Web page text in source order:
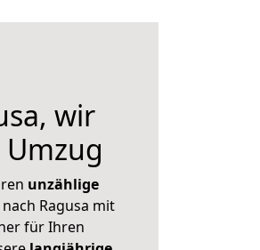
wir
unzählige
Ragusa mit
für Ihren